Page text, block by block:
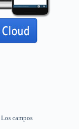
Los campos